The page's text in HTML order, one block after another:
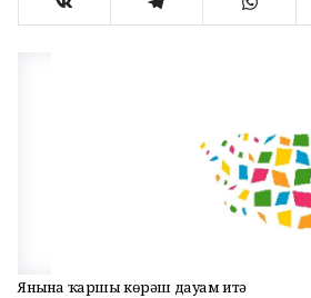
Янғынға ҡаршы көрәш дауам итә